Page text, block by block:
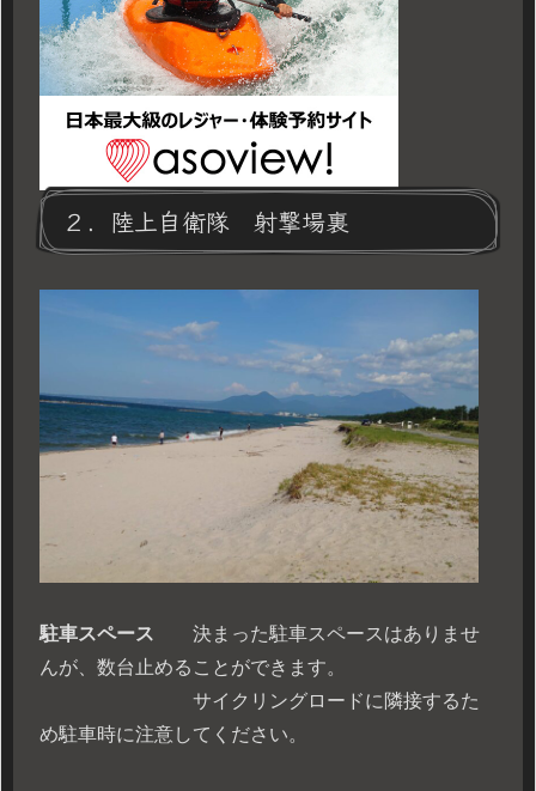
２．陸上自衛隊 射撃場裏
駐車スペース 決まった駐車スペースはありませ
んが、数台止めることができます。
サイクリングロードに隣接するた
め駐車時に注意してください。